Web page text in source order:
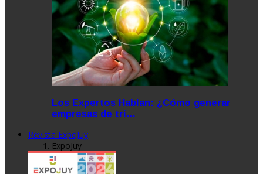
Los Expertos Hablan: ¿Cómo generar
empresas de tri…
Revista ExpoJuy
ExpoJuy